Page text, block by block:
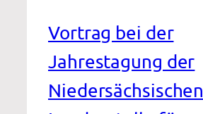
Vortrag bei der
Jahrestagung der
Niedersächsischen